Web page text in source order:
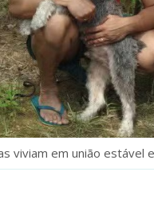
viviam em união estável